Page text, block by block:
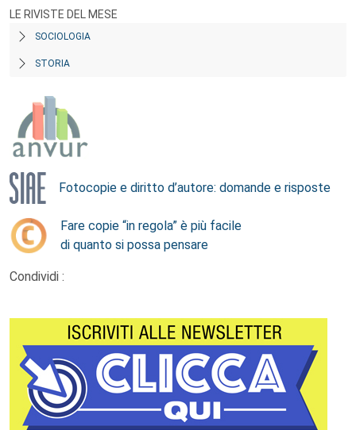
LE RIVISTE DEL MESE
SOCIOLOGIA
STORIA
Fotocopie e diritto d’autore: domande e risposte
Fare copie “in regola” è più facile
di quanto si possa pensare
Condividi :